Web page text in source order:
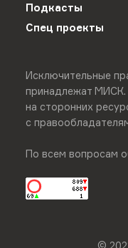
Подкасты
Спец проекты
Исключительные
принадлежат
на сторонних
с
По всем вопросам